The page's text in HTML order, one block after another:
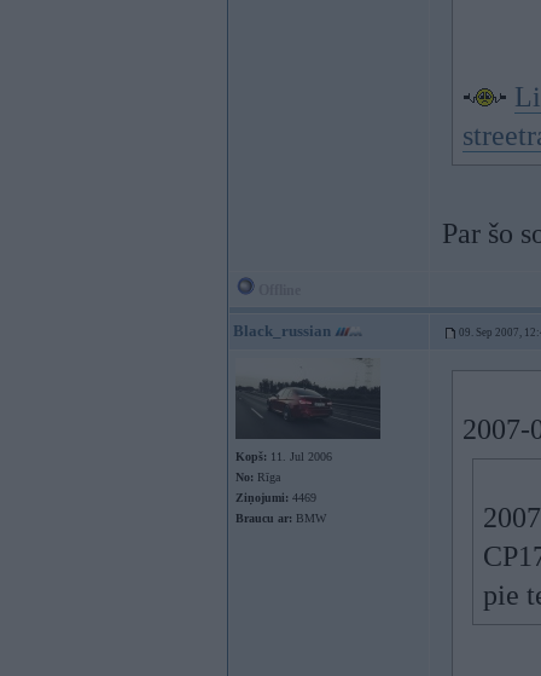
Par šo
Black_russian 09. Sep 2007,
Kopš: 11. Jul 2006
No: Rīga
Ziņojumi: 4469
Braucu ar: BMW
2007-
pie